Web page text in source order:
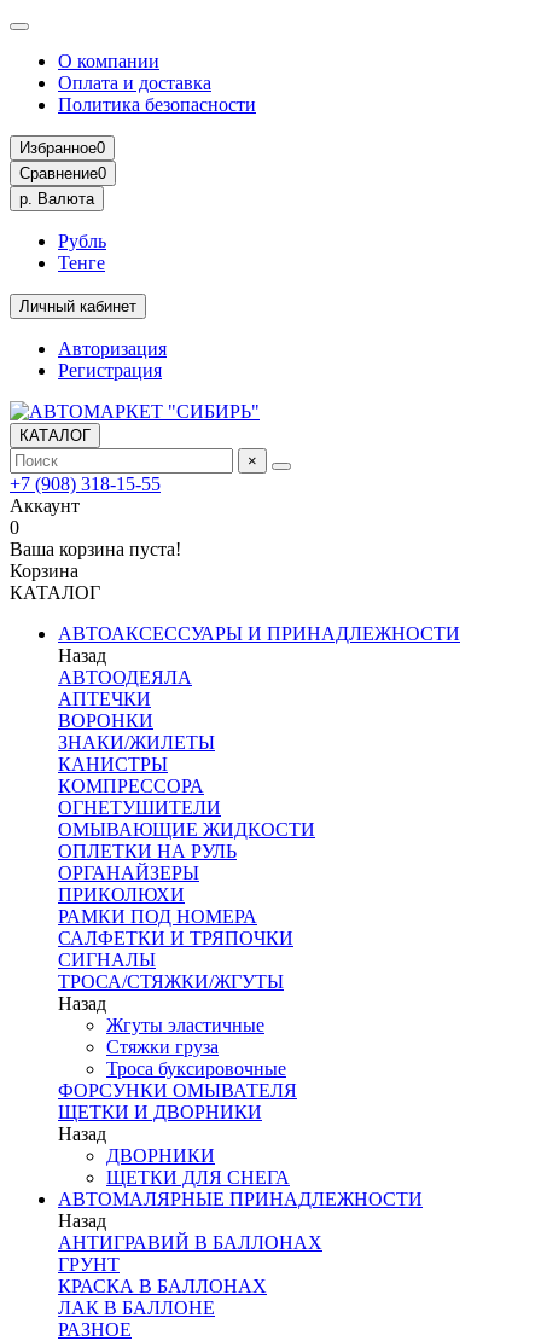
О компании
Оплата и доставка
Политика безопасности
Избранное0
Сравнение0
р. Валюта
Рубль
Тенге
Личный кабинет
Авторизация
Регистрация
КАТАЛОГ
×
+7 (908) 318-15-55
Аккаунт
0
Ваша корзина пуста!
Корзина
КАТАЛОГ
АВТОАКСЕССУАРЫ И ПРИНАДЛЕЖНОСТИ
Назад
АВТООДЕЯЛА
АПТЕЧКИ
ВОРОНКИ
ЗНАКИ/ЖИЛЕТЫ
КАНИСТРЫ
КОМПРЕССОРА
ОГНЕТУШИТЕЛИ
ОМЫВАЮЩИЕ ЖИДКОСТИ
ОПЛЕТКИ НА РУЛЬ
ОРГАНАЙЗЕРЫ
ПРИКОЛЮХИ
РАМКИ ПОД НОМЕРА
САЛФЕТКИ И ТРЯПОЧКИ
СИГНАЛЫ
ТРОСА/СТЯЖКИ/ЖГУТЫ
Назад
Жгуты эластичные
Стяжки груза
Троса буксировочные
ФОРСУНКИ ОМЫВАТЕЛЯ
ЩЕТКИ И ДВОРНИКИ
Назад
ДВОРНИКИ
ЩЕТКИ ДЛЯ СНЕГА
АВТОМАЛЯРНЫЕ ПРИНАДЛЕЖНОСТИ
Назад
АНТИГРАВИЙ В БАЛЛОНАХ
ГРУНТ
КРАСКА В БАЛЛОНАХ
ЛАК В БАЛЛОНЕ
РАЗНОЕ